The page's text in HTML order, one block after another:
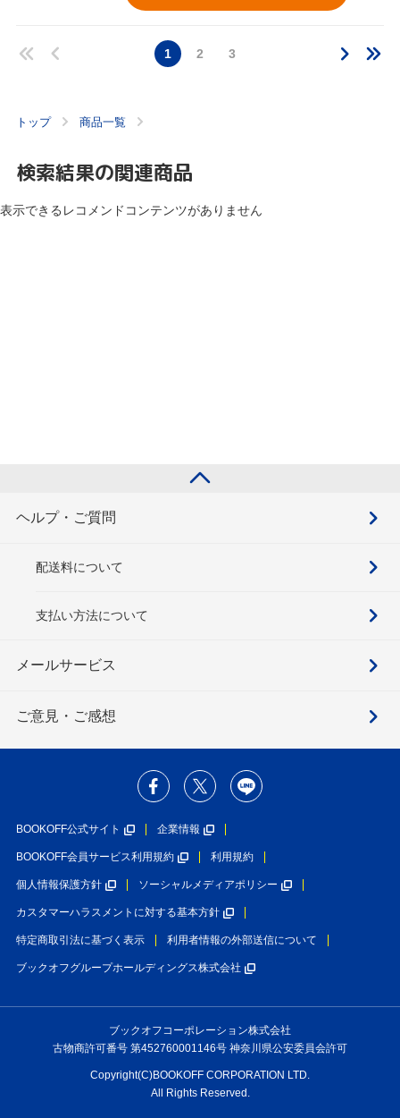
1 2 3
トップ 商品一覧
検索結果の関連商品
表示できるレコメンドコンテンツがありません
ヘルプ・ご質問
配送料について
支払い方法について
メールサービス
ご意見・ご感想
BOOKOFF公式サイト 企業情報
BOOKOFF会員サービス利用規約 利用規約
個人情報保護方針 ソーシャルメディアポリシー
カスタマーハラスメントに対する基本方針
特定商取引法に基づく表示 利用者情報の外部送信について
ブックオフグループホールディングス株式会社
ブックオフコーポレーション株式会社
古物商許可番号 第452760001146号 神奈川県公安委員会許可
Copyright(C)BOOKOFF CORPORATION LTD.
All Rights Reserved.